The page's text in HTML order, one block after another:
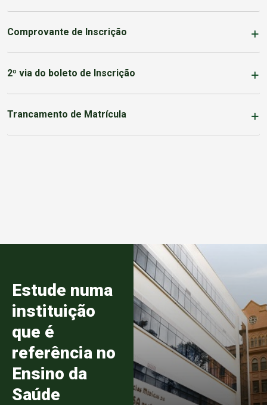
Comprovante de Inscrição
2º via do boleto de Inscrição
Trancamento de Matrícula
Estude numa
instituição
que é
referência no
Ensino da
Saúde